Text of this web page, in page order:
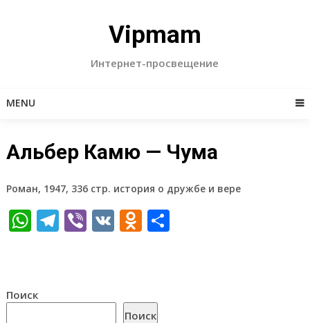
Vipmam
Интернет-просвещение
MENU
Альбер Камю — Чума
Роман, 1947, 336 стр. история о дружбе и вере
WhatsApp
Telegram
Viber
VKOdnoklassniki
Отправить
Поиск
Поиск